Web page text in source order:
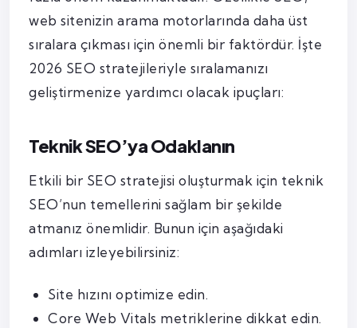
web sitenizin arama motorlarında daha üst
sıralara çıkması için önemli bir faktördür. İşte
2026 SEO stratejileriyle sıralamanızı
geliştirmenize yardımcı olacak ipuçları:
Teknik SEO’ya Odaklanın
Etkili bir SEO stratejisi oluşturmak için teknik
SEO’nun temellerini sağlam bir şekilde
atmanız önemlidir. Bunun için aşağıdaki
adımları izleyebilirsiniz:
Site hızını optimize edin.
Core Web Vitals metriklerine dikkat edin.